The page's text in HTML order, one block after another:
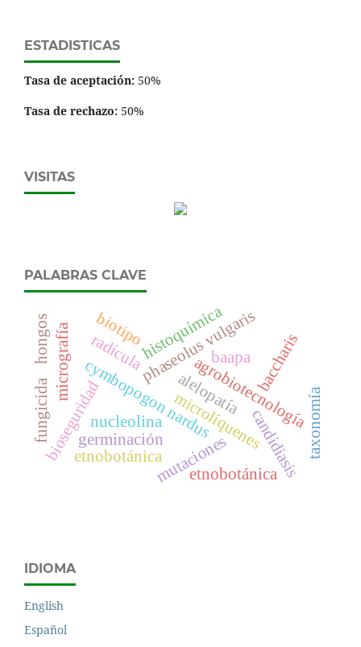
ESTADISTICAS
Tasa de aceptación: 50%
Tasa de rechazo: 50%
VISITAS
PALABRAS CLAVE
cymbopogon nardus
alelopatía
germinación
radículaphaseolus vulgaris
agrobiotecnología
bioseguridad
micrografía histoquímicabaapa
biotipo
microlíquenes
baccharis
mutaciones candidiasis
fungicida
nucleolina
etnobotánica
taxonomía
hongos
etnobotánica
IDIOMA
English
Español